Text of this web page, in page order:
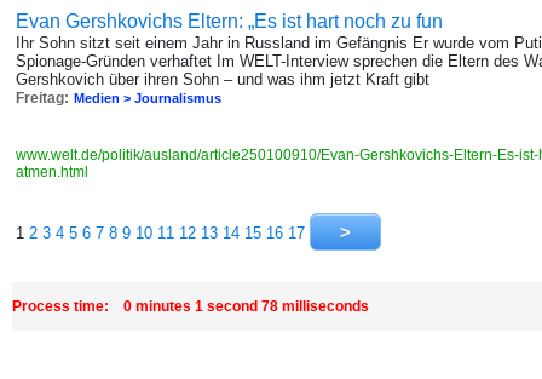
Evan Gershkovichs Eltern: „Es ist hart noch zu fun
Ihr Sohn sitzt seit einem Jahr in Russland im Gefängnis Er wurde vom
Spionage-Gründen verhaftet Im WELT-Interview sprechen die Eltern des
Gershkovich über ihren Sohn – und was ihm jetzt Kraft gibt
Freitag: Medien > Journalismus
www.welt.de/politik/ausland/article250100910/Evan-Gershkovichs-Eltern-Es-
atmen.html
1 2 3 4 5 6 7 8 9 10 11 12 13 14 15 16 17
Process time: 0 minutes 1 second 78 milliseconds